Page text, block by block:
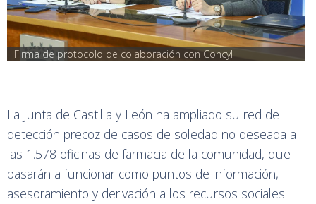
Firma de protocolo de colaboración con Concyl
La Junta de Castilla y León ha ampliado su red de
detección precoz de casos de soledad no deseada a
las 1.578 oficinas de farmacia de la comunidad, que
pasarán a funcionar como puntos de información,
asesoramiento y derivación a los recursos sociales